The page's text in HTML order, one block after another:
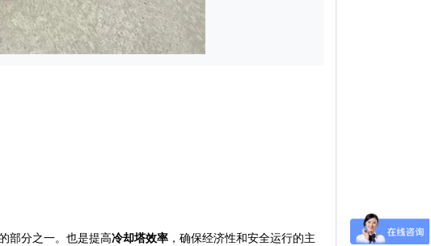
部分之一。也是提高冷却塔效率 ，确保经济性和安全运行的主